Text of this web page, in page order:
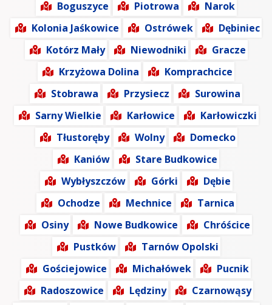
Boguszyce
Piotrowa
Narok
Kolonia Jaśkowice
Ostrówek
Dębiniec
Kotórz Mały
Niewodniki
Gracze
Krzyżowa Dolina
Komprachcice
Stobrawa
Przysiecz
Surowina
Sarny Wielkie
Karłowice
Karłowiczki
Tłustoręby
Wolny
Domecko
Kaniów
Stare Budkowice
Wybłyszczów
Górki
Dębie
Ochodze
Mechnice
Tarnica
Osiny
Nowe Budkowice
Chróścice
Pustków
Tarnów Opolski
Gościejowice
Michałówek
Pucnik
Radoszowice
Lędziny
Czarnowąsy